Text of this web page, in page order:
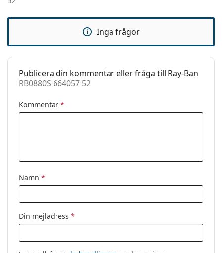
Varumärke:
Ray-Ban
Enligt mode
Recept finns:
Inga frågor
Publicera din kommentar eller fråga till Ray-Ban
RB0880S 664057 52
Kommentar *
Namn *
Din mejladress *